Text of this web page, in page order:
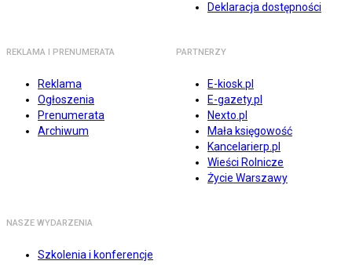
Deklaracja dostępności
REKLAMA I PRENUMERATA
Reklama
Ogłoszenia
Prenumerata
Archiwum
PARTNERZY
E-kiosk.pl
E-gazety.pl
Nexto.pl
Mała księgowość
Kancelarierp.pl
Wieści Rolnicze
Życie Warszawy
NASZE WYDARZENIA
Szkolenia i konferencje